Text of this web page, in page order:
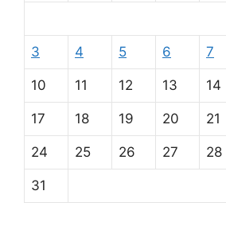
3 4 5 6 7
10 11 12 13 14
17 18 19 20 21
24 25 26 27 28
31